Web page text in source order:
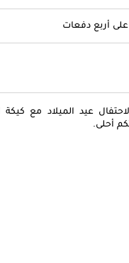
على أربع دفعات
عيد الميلاد مع كيكة
أحلى.